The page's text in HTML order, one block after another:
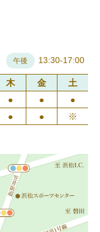
午後 13:30-17:00
木 金
土
● ●
●
● ● ※